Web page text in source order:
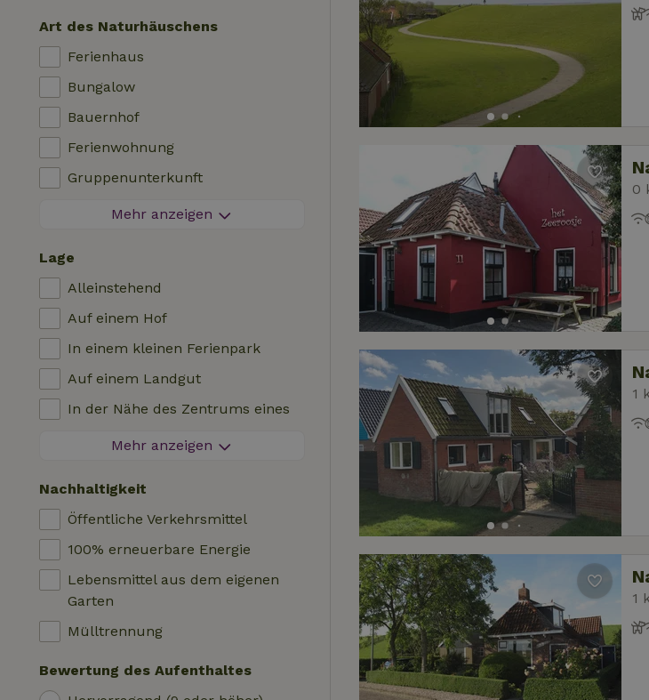
0
1
1
Sofortige Buchung
Waschmaschine
Geschirrspülmaschine
Gartenmöbel
Internetzugang (WLAN)
Kühlschrank mit Gefrierfach
Garten
Internet
Ofen
Grill
Heizung (zentral)
Kinderstuhl
Autoladestation
Schwimmbecken (geteilt)
Rollstuhlfreundlich
Schwimmbecken (privat)
Art des Naturhäuschens
Ferienhaus
Bungalow
Bauernhof
Ferienwohnung
Gruppenunterkunft
Tiny House
Landhaus
Chalet
Villa
Glamping
Blockhütte
Unterkunft
Wohnmobil
Hütte
Safari-Zelt
Jurte
Boot
Baumhaus
Wikkelhaus
Mehr anzeigen
Lage
Alleinstehend
Auf einem Hof
In einem kleinen Ferienpark
Auf einem Landgut
In der Nähe des Zentrums eines
Auf einer Insel
Mehr anzeigen
Nachhaltigkeit
Öffentliche Verkehrsmittel
100% erneuerbare Energie
Lebensmittel aus dem eigenen
Garten
Mülltrennung
Bewertung des Aufenthaltes